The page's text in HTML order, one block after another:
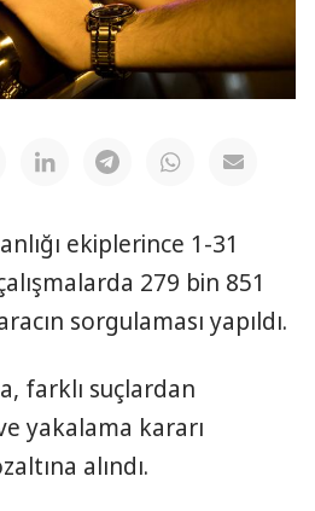
ekiplerince 1-31
279 bin 851
sorgulaması yapıldı.
farklı suçlardan
yakalama kararı
alındı.